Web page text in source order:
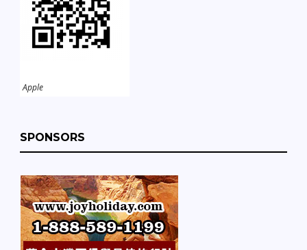
Apple
SPONSORS